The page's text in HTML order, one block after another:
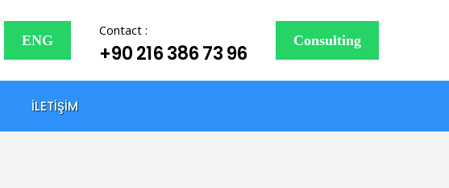
ENG
Contact :
+90 216 386 73 96
Consulting
İLETIŞIM